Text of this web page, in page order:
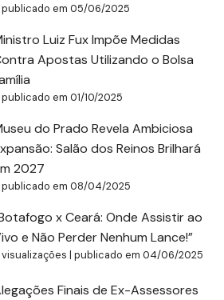
publicado em 05/06/2025
Luiz Fux Impõe Medidas
Apostas Utilizando o Bolsa
publicado em 01/10/2025
do Prado Revela Ambiciosa
Salão dos Reinos Brilhará
2027
publicado em 08/04/2025
x Ceará: Onde Assistir ao
e Não Perder Nenhum Lance!”
|publicado em 04/06/2025
Finais de Ex-Assessores